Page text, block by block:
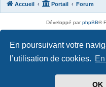
En poursuivant votre
l’utilisation de cookies.
OK
Accueil Portail Forum
Développé parphpBB®
Traduit